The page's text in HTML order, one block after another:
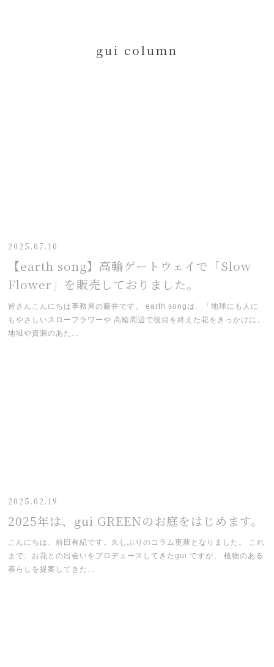
gui column
2025.07.10
【earth song】高輪ゲートウェイで「Slow
Flower」を販売しておりました。
皆さんこんにちは事務局の藤井です。 earth songは、「地球にも人に
もやさしいスローフラワーや 高輪周辺で役目を終えた花をきっかけに、
地域や資源のあた...
2025.02.19
2025年は、gui GREENのお庭をはじめます。
こんにちは、前田有紀です。久しぶりのコラム更新となりました。 これ
まで、お花との出会いをプロデュースしてきたgui ですが、 植物のある
暮らしを提案してきた...